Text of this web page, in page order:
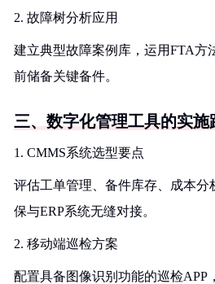
2. 故障树分析应用
建立典型故障案例库，运用FTA方
前储备关键备件。
三、数字化管理工具的实施
1. CMMS系统选型要点
评估工单管理、备件库存、成本分
保与ERP系统无缝对接。
2. 移动端巡检方案
配置具备图像识别功能的巡检APP